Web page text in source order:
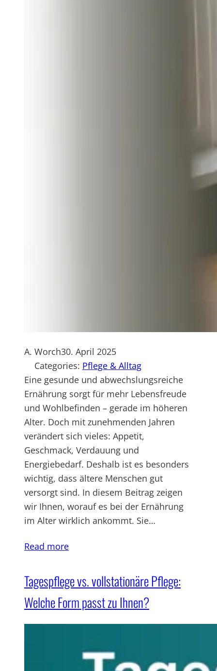
A. Worch30. April 2025
Categories: Pflege & Alltag
Eine gesunde und abwechslungsreiche
Ernährung sorgt für mehr Lebensfreude
und Wohlbefinden – gerade im höheren
Alter. Doch mit zunehmenden Jahren
verändert sich vieles: Appetit,
Geschmack, Verdauung und
Energiebedarf. Deshalb ist es besonders
wichtig, dass ältere Menschen gut
versorgt sind. In diesem Beitrag zeigen
wir Ihnen, worauf es bei der Ernährung
im Alter wirklich ankommt. Sie…
Read more
Tagespflege vs. vollstationäre Pflege:
Welche Form passt zu Ihnen?